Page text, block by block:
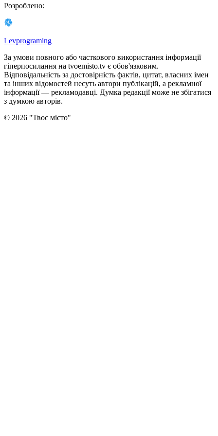
Розроблено:
Levprograming
За умови повного або часткового використання iнформацiї
гіперпосилання на tvoemisto.tv є обов'язковим.
Відповідальність за достовірність фактів, цитат, власних імен
та інших відомостей несуть автори публікацій, а рекламної
інформації — рекламодавці. Думка редакцiї може не збiгатися
з думкою авторiв.
© 2026 "Твоє місто"